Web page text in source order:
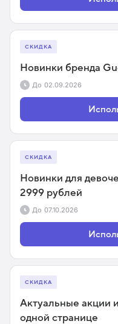
СКИДКА
Новинки бренда
До 02.09.2026
СКИДКА
Новинки для
2999 рублей
До 07.10.2026
СКИДКА
Актуальные акции
одной странице